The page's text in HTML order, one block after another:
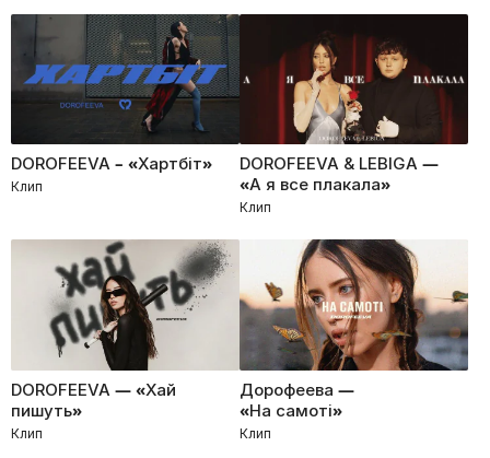
DOROFEEVA – «Хартбіт»
Клип
DOROFEEVA & LEBIGA —
«А я все плакала»
Клип
DOROFEEVA — «Хай
пишуть»
Клип
Дорофеева —
«На самоті»
Клип